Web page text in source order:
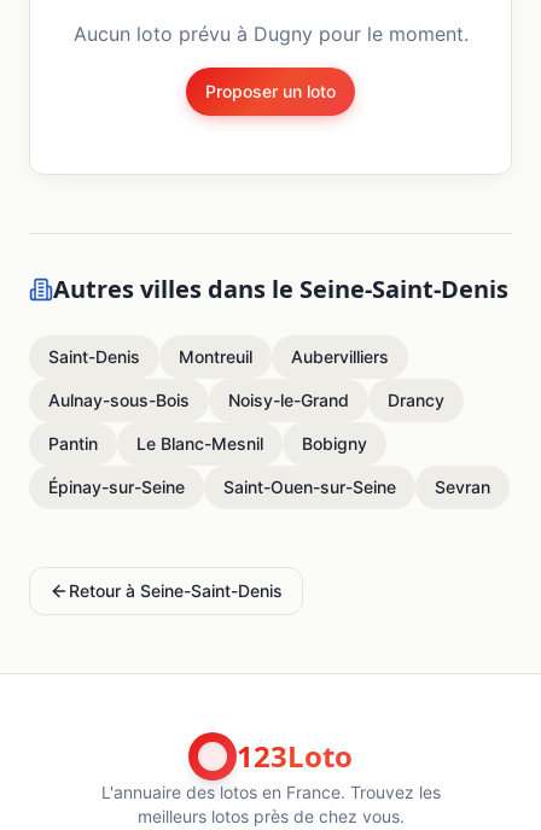
Aucun loto prévu à Dugnypour le moment.
Proposer un loto
Autres villes dans le Seine-Saint-Denis
Saint-Denis Montreuil Aubervilliers
Aulnay-sous-Bois Noisy-le-Grand Drancy
Pantin Le Blanc-Mesnil Bobigny
Épinay-sur-Seine Saint-Ouen-sur-Seine Sevran
Retour à Seine-Saint-Denis
123Loto
L'annuaire des lotos en France. Trouvez les
meilleurs lotos près de chez vous.